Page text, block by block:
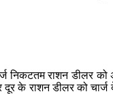
निकटतम राशन डीलर
के राशन डीलर को चार्ज